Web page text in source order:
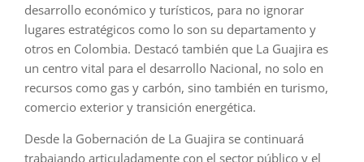
desarrollo económico y turísticos, para no ignorar
lugares estratégicos como lo son su departamento y
otros en Colombia. Destacó también que La Guajira es
un centro vital para el desarrollo Nacional, no solo en
recursos como gas y carbón, sino también en turismo,
comercio exterior y transición energética.
Desde la Gobernación de La Guajira se continuará
trabajando articuladamente con el sector público y el